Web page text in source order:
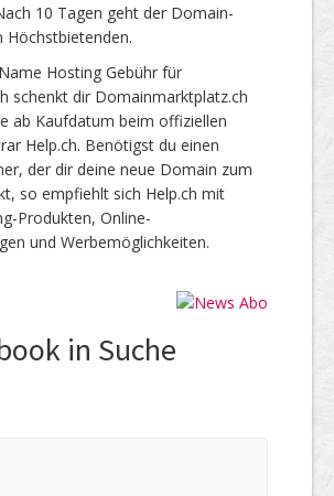
10 Tagen geht der Domain-
Höchstbietenden.
Hosting Gebühr für
schenkt dir Domainmarktplatz.ch
ab Kaufdatum beim offiziellen
Help.ch. Benötigst du einen
der dir deine neue Domain zum
so empfiehlt sich Help.ch mit
Produkten, Online-
und Werbemöglichkeiten.
in Suche